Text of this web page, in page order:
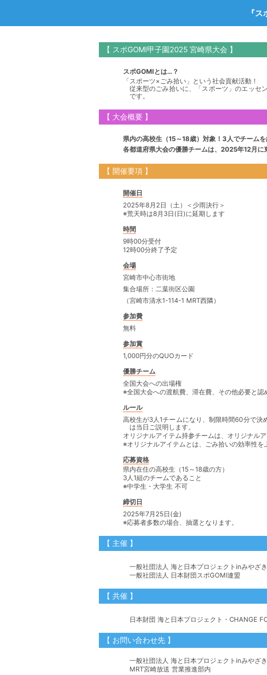
『
【 スポGOMI甲子園2025 宮崎県大会 】
スポGOMIとは…？
「スポーツ×ごみ拾い」という社会貢献活動！
従来型のごみ拾いに、「スポーツ」のエッセ
です。
【 大会概要 】
県内の高校生（15～18歳）対象！3人でチームを
各都道府県大会の優勝チームは、2025年12月に
【 開催要項 】
開催日
2025年8月2日（土）＜少雨決行＞
※荒天時は8月3日(日)に延期します
時間
9時00分受付
12時00分終了予定
会場
宮崎市中心市街地
集合場所：二葉街区公園
（宮崎市清水1-114-1 MRT西隣）
参加費
無料
参加賞
1,000円分のQUOカード
優勝チーム
全国大会への出場権
※全国大会への渡航費、滞在費、その他必要と認
ルール
高校生が3人1チームになり、制限時間60分で
は当日ご説明します。
オリジナルアイテム持参チームは、オリジナルア
※オリジナルアイテムとは、ごみ拾いの効率性を
応募資格
県内在住の高校生（15～18歳の方）
3人1組のチームであること
※中学生・大学生 不可
締切日
2025年7月25日(金)
※応募者多数の場合、抽選となります。
【 主催 】
一般社団法人 海と日本プロジェクトinみやざき
一般社団法人 日本財団スポGOMI連盟
【 共催 】
日本財団 海と日本プロジェクト・CHANGE
【 お問い合わせ先 】
一般社団法人 海と日本プロジェクトinみやざき
MRT宮崎放送 営業推進部内